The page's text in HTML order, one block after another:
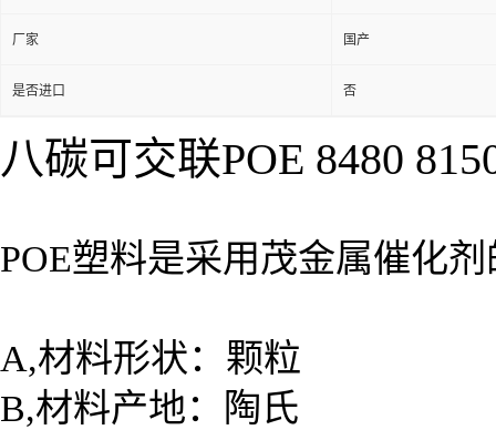
厂家 国产
是否进口 否
八碳可交联POE 8480
POE塑料是采用茂金属催化
A,材料形状：颗粒
B,材料产地：
陶氏